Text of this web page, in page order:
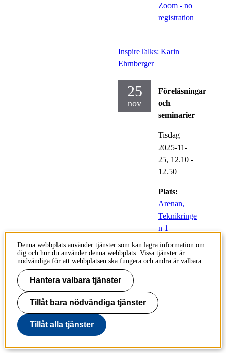
Zoom - no
registration
InspireTalks: Karin
Ehrnberger
25
nov
Föreläsningar
och
seminarier
Tisdag
2025-11-
25, 12.10 -
12.50
Plats:
Arenan,
Teknikringe
n 1
KTH Play / Kaltura /
Canvas Media Gallery
25
nov
On 2025-
Denna webbplats använder tjänster som kan lagra information om
dig och hur du använder denna webbplats. Vissa tjänster är
nödvändiga för att webbplatsen ska fungera och andra är valbara.
Hantera valbara tjänster
Tillåt bara nödvändiga tjänster
Tillåt alla tjänster